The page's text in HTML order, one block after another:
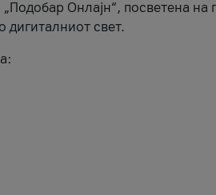
Онлајн“, посветена
дигиталниот свет.